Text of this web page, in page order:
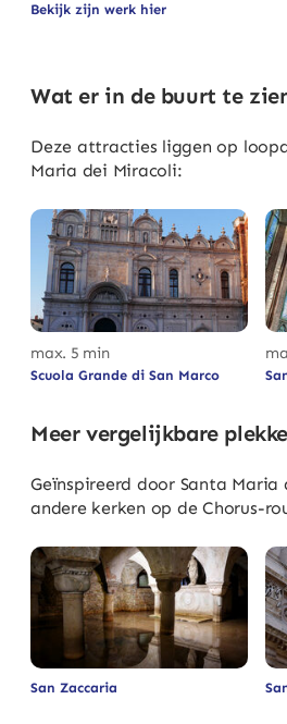
Bekijk zijn werk hier
Wat er in de buurt te
Deze attracties liggen op
Maria dei Miracoli:
max. 5 min
Scuola Grande di San Marco
Meer vergelijkbare
Geïnspireerd door Santa
andere kerken op de Chorus-
San Zaccaria